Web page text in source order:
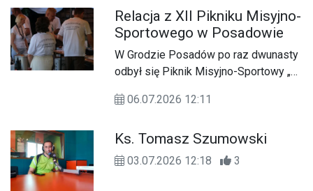
Relacja z XII Pikniku Misyjno-
Sportowego w Posadowie
W Grodzie Posadów po raz dwunasty
odbył się Piknik Misyjno-Sportowy „Z
połączyło sportową rywalizację,
przede wszystkim pomoc na rzecz
misji.
06.07.2026 12:11
Ks. Tomasz Szumowski
03.07.2026 12:18 3